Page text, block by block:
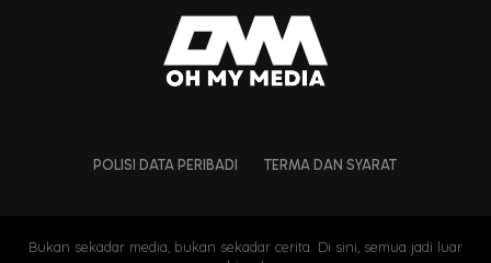
sebagainya.
POLISI DATA PERIBADI TERMA DAN SYARAT
Bukan sekadar media, bukan sekadar cerita. Di sini, semua jadi luar